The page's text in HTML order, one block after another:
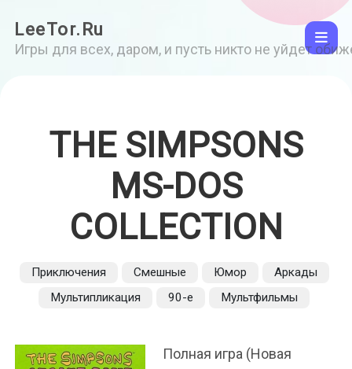
LeeTor.Ru
Игры для всех, даром, и пусть никто не уйдет
THE SIMPSONS
MS-DOS
COLLECTION
Приключения Смешные Юмор
Аркады
Мультипликация
90-е Мультфильмы
Полная игра (Новая